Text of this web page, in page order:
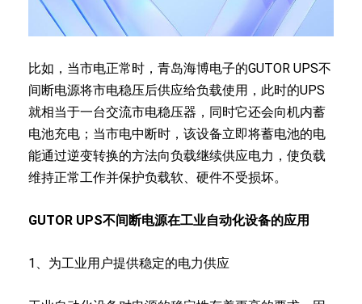
比如，当市电正常时，青岛海博电子的GUTOR UPS不
间断电源将市电稳压后供应给负载使用，此时的UPS
就相当于一台交流市电稳压器，同时它还会向机内蓄
电池充电；当市电中断时，该设备立即将蓄电池的电
能通过逆变转换的方法向负载继续供应电力，使负载
维持正常工作并保护负载软、硬件不受损坏。
GUTOR UPS不间断电源在工业自动化设备的应用
1、为工业用户提供稳定的电力供应